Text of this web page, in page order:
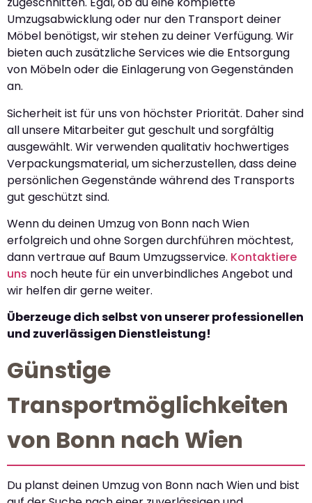
Umzugsabwicklung oder nur den Transport deiner
Möbel benötigst, wir stehen zu deiner Verfügung. Wir
bieten auch zusätzliche Services wie die Entsorgung
von Möbeln oder die Einlagerung von Gegenständen
an.
Sicherheit ist für uns von höchster Priorität. Daher sind
all unsere Mitarbeiter gut geschult und sorgfältig
ausgewählt. Wir verwenden qualitativ hochwertiges
Verpackungsmaterial, um sicherzustellen, dass deine
persönlichen Gegenstände während des Transports
gut geschützt sind.
Wenn du deinen Umzug von Bonn nach Wien
erfolgreich und ohne Sorgen durchführen möchtest,
dann vertraue auf Baum Umzugsservice. Kontaktiere
uns noch heute für ein unverbindliches Angebot und
wir helfen dir gerne weiter.
Überzeuge dich selbst von unserer professionellen
und zuverlässigen Dienstleistung!
Günstige
Transportmöglichkeiten
von Bonn nach Wien
Du planst deinen Umzug von Bonn nach Wien und bist